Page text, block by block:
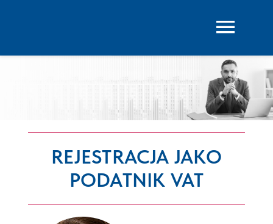
USŁUGI KSIĘGOWE
USŁUGI KADROWE
REJESTRACJA FIRM
REJESTRACJA JAKO
PODATNIK VAT